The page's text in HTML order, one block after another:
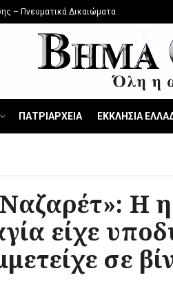
– Πνευματικά Δικαιώματα
ΠΑΤΡΙΑΡΧΕΙΑ ΕΚΚΛΗΣΙΑ
Η
είχε
σε